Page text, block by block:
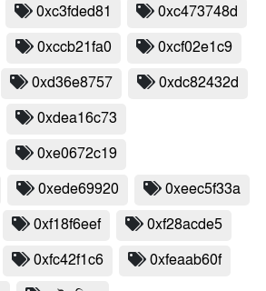
0xc3fded81 0xc473748d
0xccb21fa0 0xcf02e1c9
0xd36e8757 0xdc82432d
0xdea16c73
0xe0672c19
0xede69920 0xeec5f33a
0xf18f6eef 0xf28acde5
0xfc42f1c6 0xfeaab60f